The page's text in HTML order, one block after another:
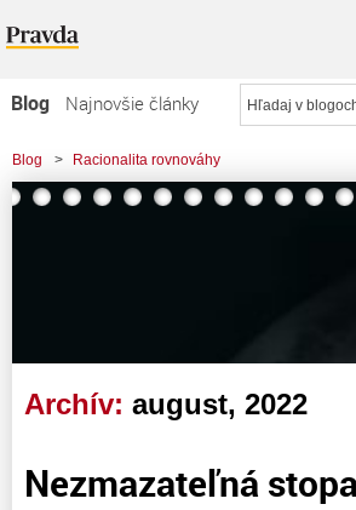
Blog
Najnovšie články
Najčítanejšie články
Najkomentovanejšie články
Blog > Racionalita rovnováhy
Archív: august, 2022
Nezmazateľná